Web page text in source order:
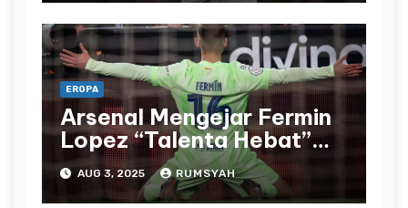
EROPA
Arsenal Mengejar Fermin
Lopez “Talenta Hebat”
Senilai £61 Juta sebagai
Alternatif Impian Eze
AUG 3, 2025 RUMSYAH